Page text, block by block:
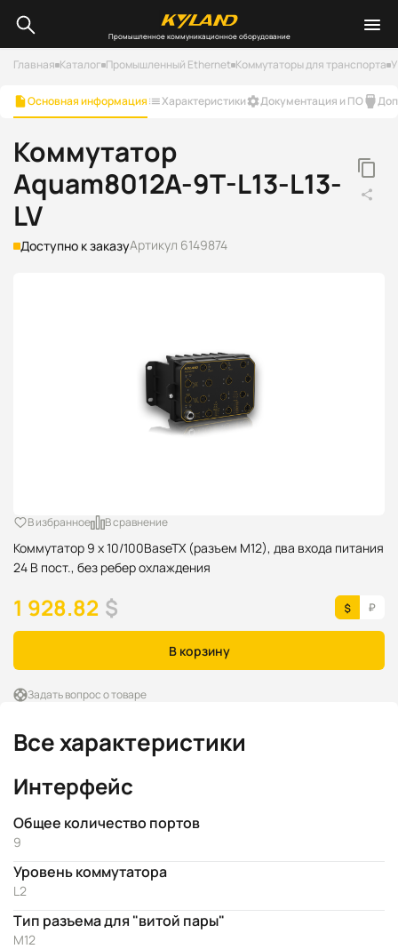
Промышленное коммуникационное оборудование
Главная Каталог Промышленный Ethernet Коммутаторы для транспорта
Основная информация Характеристики Документация и ПО
Коммутатор
Aquam8012A-9T-L13-L13-
LV
Доступно к заказуАртикул 6149874
Коммутатор 9 x 10/100BaseTX (разъем M12), два входа питания
24 В пост., без ребер охлаждения
В избранное В сравнение
1 928.82 $
В корзину
Задать вопрос о товаре
Все характеристики
Интерфейс
Общее количество портов
9
Уровень коммутатора
L2
Тип разъема для "витой пары"
M12